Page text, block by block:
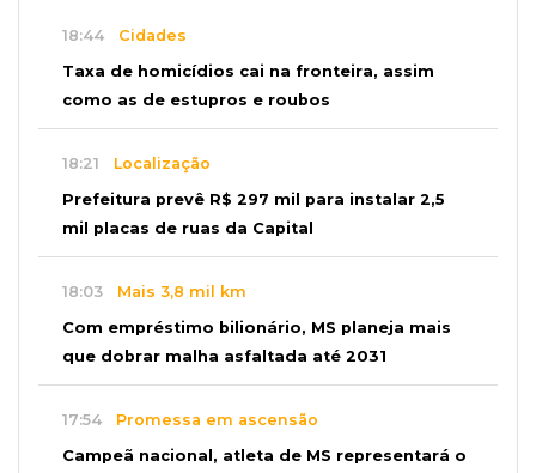
18:44 Cidades
Taxa de homicídios cai na fronteira, assim
como as de estupros e roubos
18:21 Localização
Prefeitura prevê R$ 297 mil para instalar 2,5
mil placas de ruas da Capital
18:03 Mais 3,8 mil km
Com empréstimo bilionário, MS planeja mais
que dobrar malha asfaltada até 2031
17:54 Promessa em ascensão
Campeã nacional, atleta de MS representará o